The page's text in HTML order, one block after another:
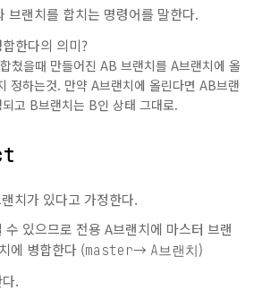
브랜치를 합치는 명령어를 말한다.
한다의 의미?
쳤을때 만들어진 AB 브랜치를 A브랜치에 올
정하는것. 만약 A브랜치에 올린다면 AB브랜
고 B브랜치는 B인 상태 그대로.
치가 있다고 가정한다.
수 있으므로 전용 A브랜치에 마스터 브랜
에 병합한다 (master→ A브랜치)
.